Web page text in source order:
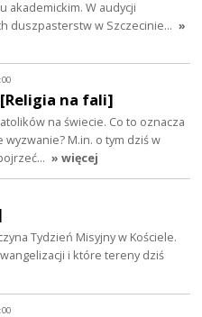
akademickim. W audycji
duszpasterstw w Szczecinie… »
[Religia na fali]
na świecie. Co to oznacza
wyzwanie? M.in. o tym dziś w
» więcej
Tydzień Misyjny w Kościele.
i które tereny dziś